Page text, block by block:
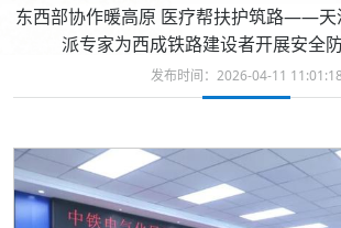
东西部协作暖高原 医疗帮扶护筑路——天
派专家为西成铁路建设者开展安全
发布时间：2026-04-11 11:01:18